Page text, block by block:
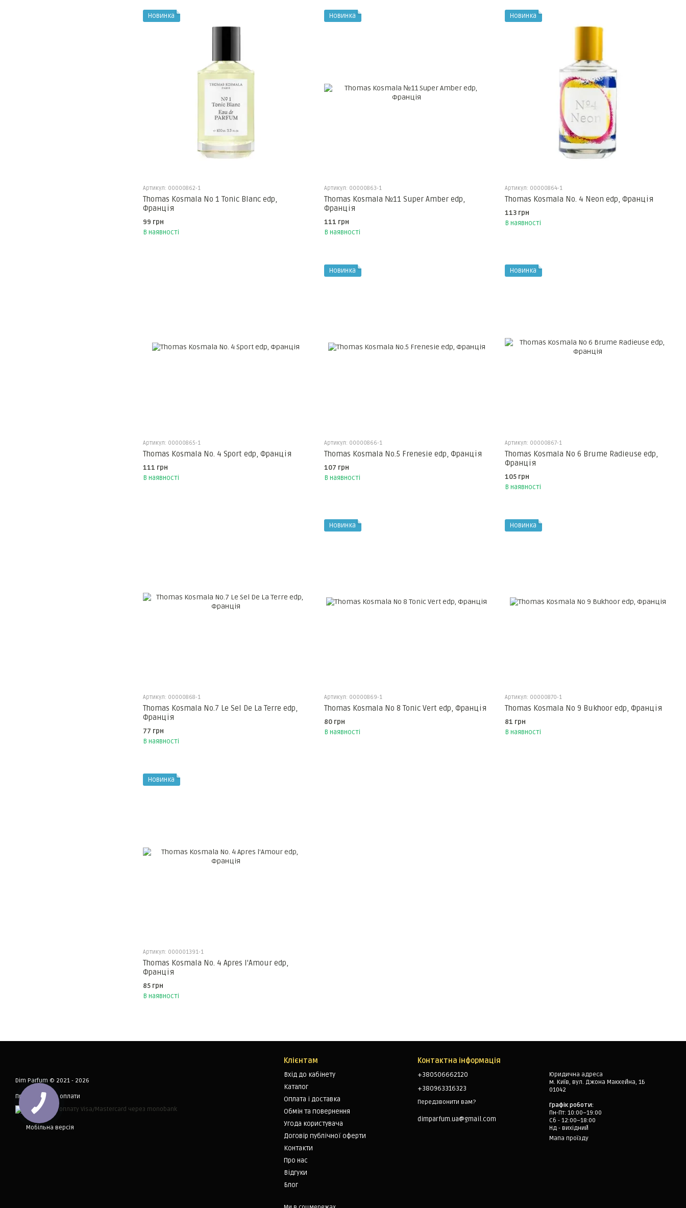
Новинка
Артикул: 00000862-1
Thomas Kosmala No 1 Tonic Blanc edp,
Франція
99 грн
В наявності
Новинка
Артикул: 00000863-1
Thomas Kosmala №11 Super Amber edp,
Франція
111 грн
В наявності
Новинка
Артикул: 00000864-1
Thomas Kosmala No. 4 Neon edp, Франція
113 грн
В наявності
Артикул: 00000865-1
Thomas Kosmala No. 4 Sport edp, Франція
111 грн
В наявності
Новинка
Артикул: 00000866-1
Thomas Kosmala No.5 Frenesie edp, Франція
107 грн
В наявності
Новинка
Артикул: 00000867-1
Thomas Kosmala No 6 Brume Radieuse edp,
Франція
105 грн
В наявності
Артикул: 00000868-1
Thomas Kosmala No.7 Le Sel De La Terre edp,
Франція
77 грн
В наявності
Новинка
Артикул: 00000869-1
Thomas Kosmala No 8 Tonic Vert edp, Франція
80 грн
В наявності
Новинка
Артикул: 00000870-1
Thomas Kosmala No 9 Bukhoor edp, Франція
81 грн
В наявності
Новинка
Артикул: 000001391-1
Thomas Kosmala No. 4 Apres l'Amour edp,
Франція
85 грн
В наявності
Dim Parfum © 2021 - 2026
Приймаємо до оплати
Мобільна версія
Клієнтам
Вхід до кабінету
Каталог
Оплата і доставка
Обмін та повернення
Угода користувача
Договір публічної оферти
Контакти
Про нас
Відгуки
Блог
Контактна інформація
+380506662120
+380963316323
Передзвонити вам?
dimparfum.ua@gmail.com
Юридична адреса
м. Київ, вул. Джона Маккейна, 1Б
01042
Графік роботи:
Пн-Пт: 10:00–19:00
Сб - 12:00–18:00
Нд - вихідний
Мапа проїзду